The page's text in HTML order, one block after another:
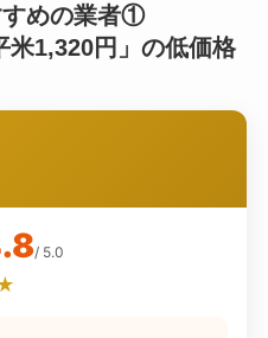
すめの業者①
米1,320円」の低価格
/ 5.0